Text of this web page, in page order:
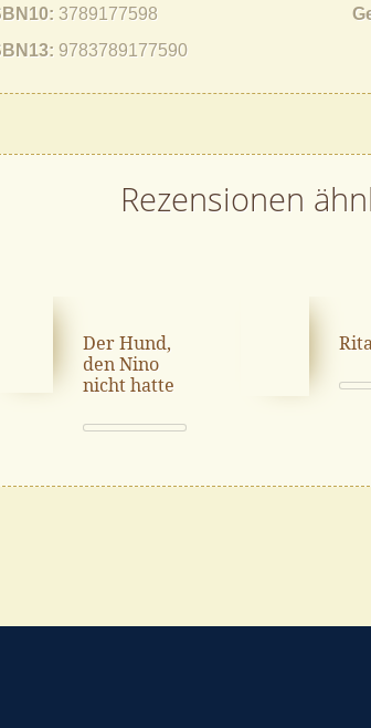
3789177598
9783789177590
Rezensionen
Der Hund,
den Nino
nicht hatte